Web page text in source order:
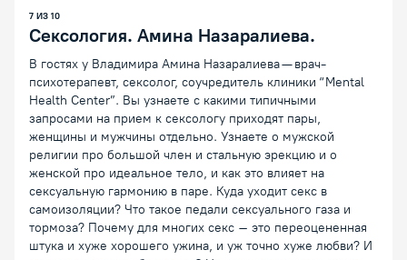
7 ИЗ 10
Сексология. Амина Назаралиева.
В гостях у Владимира Амина Назаралиева — врач-
психотерапевт, сексолог, соучредитель клиники “Mental
Health Center”. Вы узнаете с какими типичными
запросами на прием к сексологу приходят пары,
женщины и мужчины отдельно. Узнаете о мужской
религии про большой член и стальную эрекцию и о
женской про идеальное тело, и как это влияет на
сексуальную гармонию в паре. Куда уходит секс в
самоизоляции? Что такое педали сексуального газа и
тормоза? Почему для многих секс – это переоцененная
штука и хуже хорошего ужина, и уж точно хуже любви? И